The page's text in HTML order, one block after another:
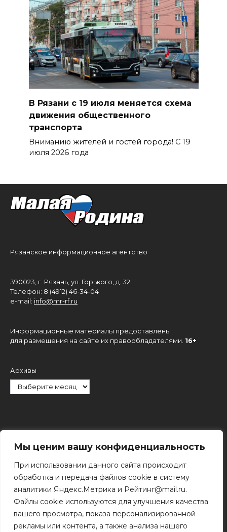
Мы ценим вашу конфиденциальность
При использовании данного сайта происходит
обработка и передача файлов cookie в систему
аналитики Яндекс.Метрика и Рейтинг@mail.ru.
Файлы cookie используются для улучшения качества
вашего просмотра, показа персонализированной
рекламы или контента, а также анализа нашего
В Рязани с 19 июля меняется схема
движения общественного
транспорта
Вниманию жителей и гостей города! С 19
июля 2026 года
Рязанское информационное агентство
390023, г. Рязань, ул. Горького, д. 32
Телефон: 8 (4912) 46-34-04
e-mail: info@mr-rf.ru
Информационные материалы предоставлены
для размещения на сайте их правообладателями. 16+
Архивы
Поиск